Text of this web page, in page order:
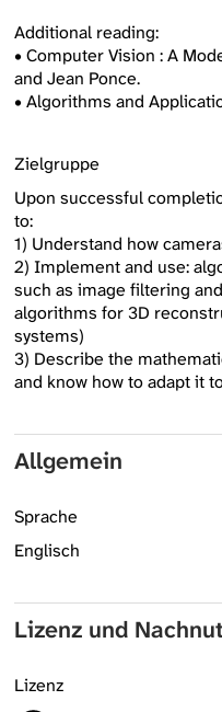
Additional reading:
• Computer Vision : A
and Jean Ponce.
• Algorithms and
Zielgruppe
Upon successful
to:
1) Understand how
2) Implement and use:
such as image filtering
algorithms for 3D
systems)
3) Describe the
and know how to adapt it
Allgemein
Sprache
Englisch
Lizenz und
Lizenz